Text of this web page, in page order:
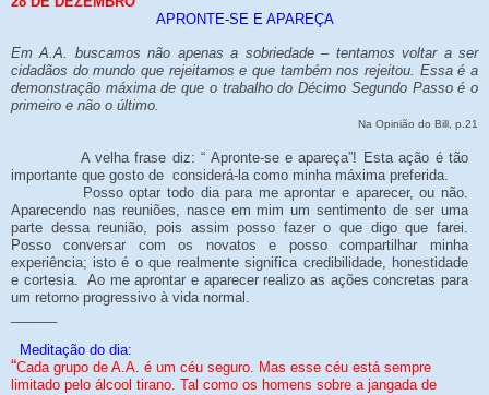
APRONTE-SE E APAREÇA
Em A.A. buscamos não apenas a sobriedade – tentamos voltar a ser
cidadãos do mundo que rejeitamos e que também nos rejeitou. Essa é a
demonstração máxima de que o trabalho do Décimo Segundo Passo é o
primeiro e não o último.
Na Opinião do Bill, p.21
A velha frase diz: “ Apronte-se e apareça”! Esta ação é tão
importante que gosto de considerá-la como minha máxima preferida.
Posso optar todo dia para me aprontar e aparecer, ou não.
Aparecendo nas reuniões, nasce em mim um sentimento de ser uma
parte dessa reunião, pois assim posso fazer o que digo que farei.
Posso conversar com os novatos e posso compartilhar minha
experiência; isto é o que realmente significa credibilidade, honestidade
e cortesia. Ao me aprontar e aparecer realizo as ações concretas para
um retorno progressivo à vida normal.
Meditação do dia:
“Cada grupo de A.A. é um céu seguro. Mas esse céu está sempre
limitado pelo álcool tirano. Tal como os homens sobre a jangada de